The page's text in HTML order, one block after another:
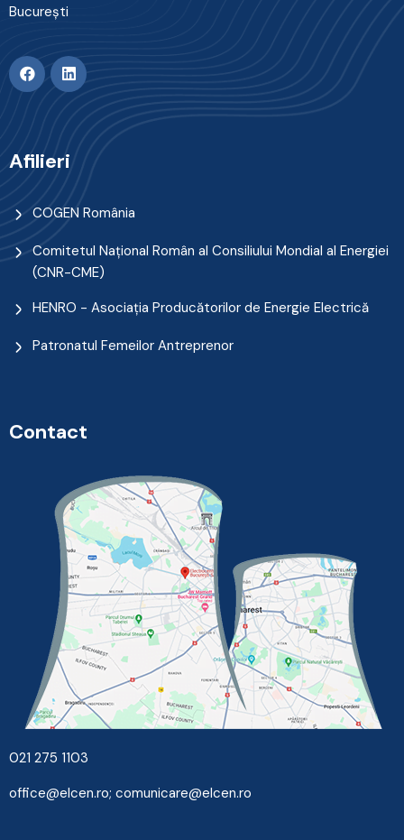
Bucureşti
Afilieri
COGEN România
Comitetul Naţional Român al Consiliului Mondial al Energiei
(CNR-CME)
HENRO - Asociația Producătorilor de Energie Electrică
Patronatul Femeilor Antreprenor
Contact
021 275 1103
office@elcen.ro; comunicare@elcen.ro